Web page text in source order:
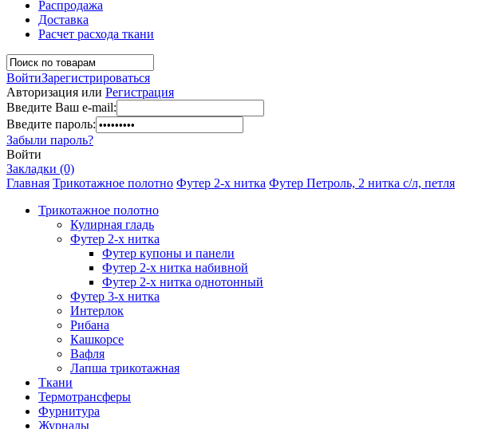
Распродажа
Доставка
Расчет расхода ткани
ВойтиЗарегистрироваться
Авторизация или Регистрация
Введите Ваш e-mail:
Введите пароль:
Забыли пароль?
Войти
Закладки (0)
Главная Трикотажное полотно Футер 2-х нитка Футер Петроль, 2 нитка с/л, петля
Трикотажное полотно
Кулирная гладь
Футер 2-х нитка
Футер купоны и панели
Футер 2-х нитка набивной
Футер 2-х нитка однотонный
Футер 3-х нитка
Интерлок
Рибана
Кашкорсе
Вафля
Лапша трикотажная
Ткани
Термотрансферы
Фурнитура
Журналы